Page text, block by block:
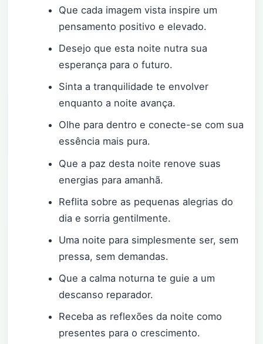
Que cada imagem vista inspire um
pensamento positivo e elevado.
Desejo que esta noite nutra sua
esperança para o futuro.
Sinta a tranquilidade te envolver
enquanto a noite avança.
Olhe para dentro e conecte-se com sua
essência mais pura.
Que a paz desta noite renove suas
energias para amanhã.
Reflita sobre as pequenas alegrias do
dia e sorria gentilmente.
Uma noite para simplesmente ser, sem
pressa, sem demandas.
Que a calma noturna te guie a um
descanso reparador.
Receba as reflexões da noite como
presentes para o crescimento.